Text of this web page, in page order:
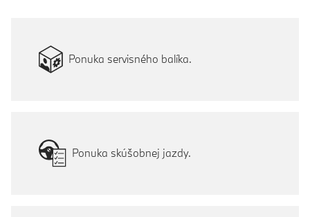
Ponuka servisného balíka.
Ponuka skúšobnej jazdy.